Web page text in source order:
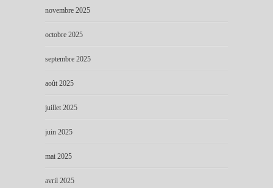
novembre 2025
octobre 2025
septembre 2025
août 2025
juillet 2025
juin 2025
mai 2025
avril 2025